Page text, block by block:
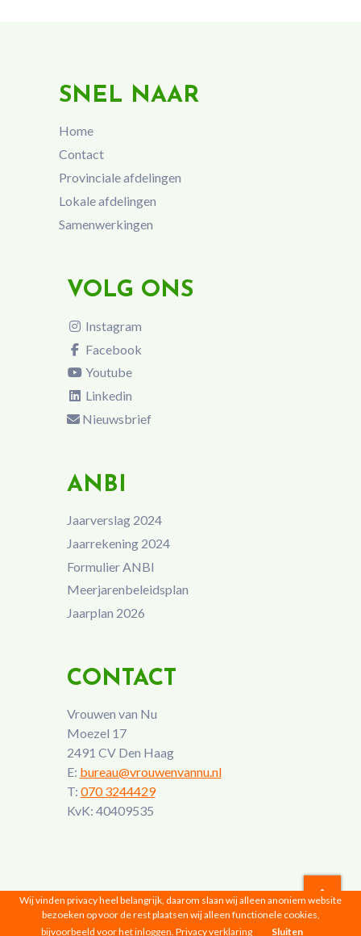
SNEL NAAR
Home
Contact
Provinciale afdelingen
Lokale afdelingen
Samenwerkingen
VOLG ONS
Instagram
Facebook
Youtube
Linkedin
Nieuwsbrief
ANBI
Jaarverslag 2024
Jaarrekening 2024
Formulier ANBI
Meerjarenbeleidsplan
Jaarplan 2026
CONTACT
Vrouwen van Nu
Moezel 17
2491 CV Den Haag
E: bureau@vrouwenvannu.nl
T: 070 3244429
KvK: 40409535
Vrouwen van Nu © 2026 |Privacyverklaring
Wij vinden privacy heel belangrijk, daarom slaan wij alleen anoniem website
bezoeken op voor de rest plaatsen wij alleen functionele cookies,
bijvoorbeeld voor het inloggen. Privacy verklaring Sluiten